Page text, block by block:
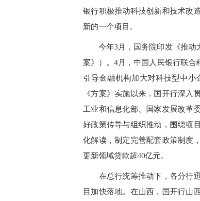
银行积极推动科技创新和技术改
新的一个项目。
今年3月，国务院印发《推动
案》）。4月，中国人民银行联合
引导金融机构加大对科技型中小
《方案》实施以来，国开行深入
工业和信息化部、国家发展改革
好政策传导与组织推动，围绕项
化解读，制定完善配套政策制度
更新领域贷款超40亿元。
在总行统筹推动下，各分行迅
目加快落地。在山西，国开行山